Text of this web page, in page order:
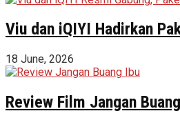
Viu dan iQIYI Hadirkan
18 June, 2026
Review Film Jangan